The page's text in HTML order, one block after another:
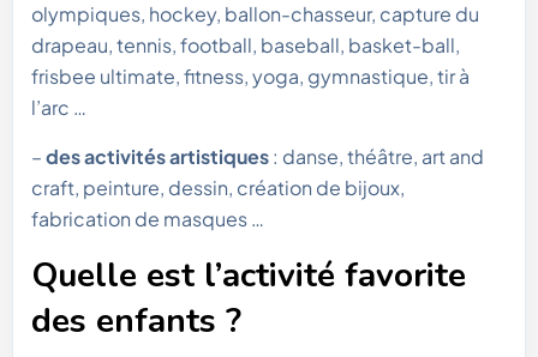
olympiques, hockey, ballon-chasseur, capture du
drapeau, tennis, football, baseball, basket-ball,
frisbee ultimate, fitness, yoga, gymnastique, tir à
l’arc …
–des activités artistiques: danse, théâtre, art and
craft, peinture, dessin, création de bijoux,
fabrication de masques …
Quelle est l’activité favorite
des enfants ?